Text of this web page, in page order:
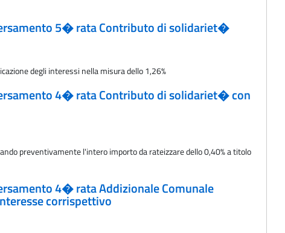
5� rata Contributo di solidariet�
degli interessi nella misura dello 1,26%
4� rata Contributo di solidariet� con
preventivamente l'intero importo da rateizzare dello 0,40% a titolo
4� rata Addizionale Comunale
corrispettivo